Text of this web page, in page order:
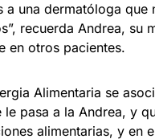
una dermatóloga que
recuerda Andrea, su
en otros pacientes.
Alimentaria se
pasa a la Andrea, y
alimentarias, y en